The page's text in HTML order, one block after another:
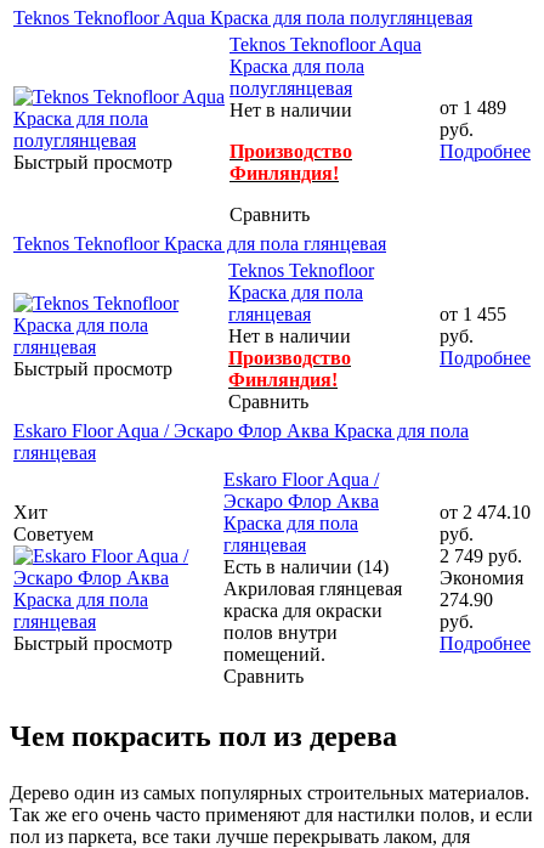
Teknos Teknofloor Aqua Краска для пола полуглянцевая
Быстрый просмотр
Teknos Teknofloor Aqua
Краска для пола
полуглянцевая
Нет в наличии
Производство
Финляндия!
Сравнить
от 1 489
руб.
Подробнее
Teknos Teknofloor Краска для пола глянцевая
Быстрый просмотр
Teknos Teknofloor
Краска для пола
глянцевая
Нет в наличии
Производство
Финляндия!
Сравнить
от 1 455
руб.
Подробнее
Eskaro Floor Aqua / Эскаро Флор Аква Краска для пола
глянцевая
Хит
Советуем
Быстрый просмотр
Eskaro Floor Aqua /
Эскаро Флор Аква
Краска для пола
глянцевая
Есть в наличии (14)
Акриловая глянцевая
краска для окраски
полов внутри
помещений.
Сравнить
от 2 474.10
руб.
2 749 руб.
Экономия
274.90
руб.
Подробнее
Чем покрасить пол из дерева
Дерево один из самых популярных строительных материалов.
Так же его очень часто применяют для настилки полов, и если
пол из паркета, все таки лучше перекрывать лаком, для